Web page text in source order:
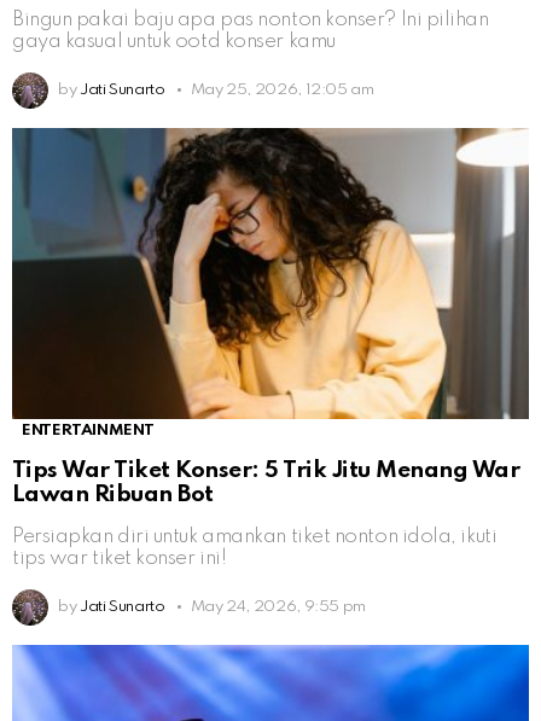
Bingun pakai baju apa pas nonton konser? Ini pilihan
gaya kasual untuk ootd konser kamu
by Jati Sunarto May 25, 2026, 12:05 am
ENTERTAINMENT
Tips War Tiket Konser: 5 Trik Jitu Menang War
Lawan Ribuan Bot
Persiapkan diri untuk amankan tiket nonton idola, ikuti
tips war tiket konser ini!
by Jati Sunarto May 24, 2026, 9:55 pm